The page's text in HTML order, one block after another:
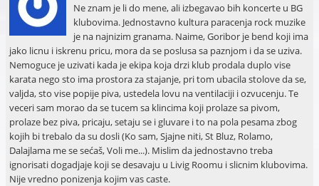
Ne znam je li do mene, ali izbegavao bih koncerte u BG
klubovima. Jednostavno kultura paracenja rock muzike
je na najnizim granama. Naime, Goribor je bend koji ima
jako licnu i iskrenu pricu, mora da se poslusa sa paznjom i da se uziva.
Nemoguce je uzivati kada je ekipa koja drzi klub prodala duplo vise
karata nego sto ima prostora za stajanje, pri tom ubacila stolove da se,
valjda, sto vise popije piva, ustedela lovu na ventilaciji i ozvucenju. Te
veceri sam morao da se tucem sa klincima koji prolaze sa pivom,
prolaze bez piva, pricaju, setaju se i gluvare i to na pola pesama zbog
kojih bi trebalo da su dosli (Ko sam, Sjajne niti, St Bluz, Rolamo,
Dalajlama me se sećaš, Voli me...). Mislim da jednostavno treba
ignorisati dogadjaje koji se desavaju u Livig Roomu i slicnim klubovima.
Nije vredno ponizenja kojim vas caste.